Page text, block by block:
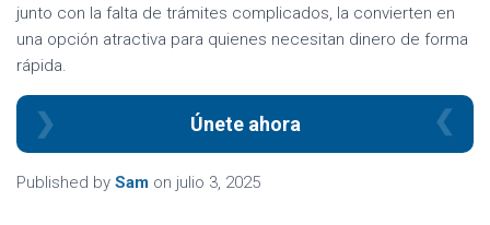
junto con la falta de trámites complicados, la convierten en
una opción atractiva para quienes necesitan dinero de forma
rápida.
Únete ahora
Published by Sam on julio 3, 2025